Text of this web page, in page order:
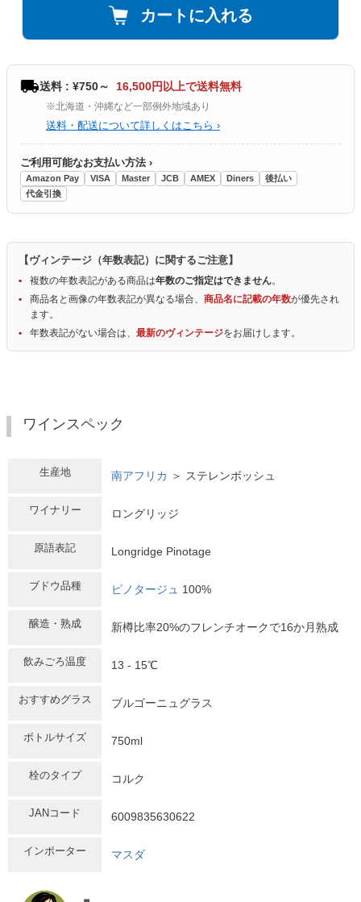
カートに入れる
送料 : ¥750～ 16,500円以上で送料無料
※北海道・沖縄など一部例外地域あり
送料・配送について詳しくはこちら ›
ご利用可能なお支払い方法 ›
Amazon Pay VISA Master JCB AMEX Diners
後払い
代金引換
【ヴィンテージ（年数表記）に関するご注意】
複数の年数表記がある商品は年数のご指定はできません。
商品名と画像の年数表記が異なる場合、 商品名に記載の年数が優先され
ます。
年数表記がない場合は、 最新のヴィンテージをお届けします。
ワインスペック
生産地 南アフリカ ＞ ステレンボッシュ
ワイナリー ロングリッジ
原語表記 Longridge Pinotage
ブドウ品種 ピノタージュ 100%
醸造・熟成 新樽比率20%のフレンチオークで16か月熟成
飲みごろ温度 13 - 15℃
おすすめグラス ブルゴーニュグラス
ボトルサイズ 750ml
栓のタイプ コルク
JANコード 6009835630622
インポーター マスダ